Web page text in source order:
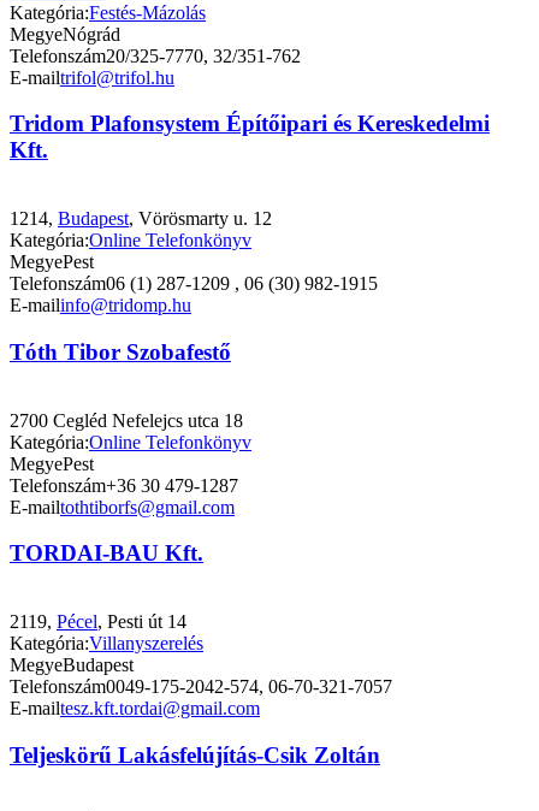
Kategória:Festés-Mázolás
MegyeNógrád
Telefonszám20/325-7770, 32/351-762
E-mailtrifol@trifol.hu
Tridom Plafonsystem Építőipari és Kereskedelmi
Kft.
1214, Budapest, Vörösmarty u. 12
Kategória:Online Telefonkönyv
MegyePest
Telefonszám06 (1) 287-1209 , 06 (30) 982-1915
E-mailinfo@tridomp.hu
Tóth Tibor Szobafestő
2700 Cegléd Nefelejcs utca 18
Kategória:Online Telefonkönyv
MegyePest
Telefonszám+36 30 479-1287
E-mailtothtiborfs@gmail.com
TORDAI-BAU Kft.
2119, Pécel, Pesti út 14
Kategória:Villanyszerelés
MegyeBudapest
Telefonszám0049-175-2042-574, 06-70-321-7057
E-mailtesz.kft.tordai@gmail.com
Teljeskörű Lakásfelújítás-Csik Zoltán